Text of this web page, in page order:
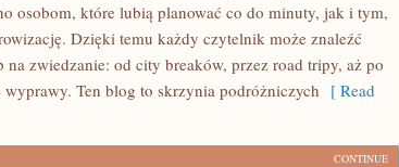
osobom, które lubią planować co do minuty, jak i tym,
Dzięki temu każdy czytelnik może znaleźć
na zwiedzanie: od city breaków, przez road tripy, aż po
Ten blog to skrzynia podróżniczych [ Read
CONTINUE